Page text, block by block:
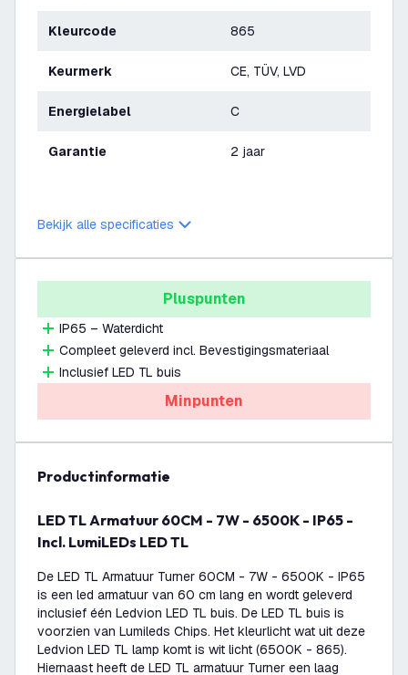
Kleurcode 865
Keurmerk CE, TÜV, LVD
Energielabel C
Garantie 2 jaar
Bekijk alle specificaties
Pluspunten
IP65 – Waterdicht
Compleet geleverd incl. Bevestigingsmateriaal
Inclusief LED TL buis
Minpunten
productinformatie
LED TL Armatuur 60CM - 7W - 6500K - IP65 -
Incl. LumiLEDs LED TL
De LED TL Armatuur Turner 60CM - 7W - 6500K - IP65
is een led armatuur van 60 cm lang en wordt geleverd
inclusief één Ledvion LED TL buis. De LED TL buis is
voorzien van Lumileds Chips. Het kleurlicht wat uit deze
Ledvion LED TL lamp komt is wit licht (6500K - 865).
Hiernaast heeft de LED TL armatuur Turner een laag